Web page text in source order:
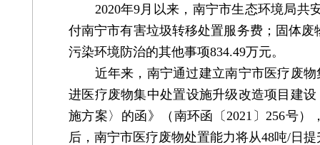
2020年9月以来，南宁市生态环境局共安
付南宁市有害垃圾转移处置服务费；固体
污染环境防治的其他事项834.49万元。
近年来，南宁通过建立南宁市医疗废物
进医疗废物集中处置设施升级改造项目建
施方案〉的函》（南环函〔2021〕256号
后，南宁市医疗废物处置能力将从48吨/日提